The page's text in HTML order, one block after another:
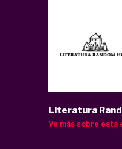
Literatura
Ve más sobre esta